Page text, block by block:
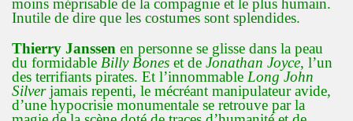
moins méprisable de la compagnie et le plus humain.
Inutile de dire que les costumes sont splendides.
Thierry Janssen en personne se glisse dans la peau
du formidable Billy Bones et de Jonathan Joyce, l’un
des terrifiants pirates. Et l’innommable Long John
Silverjamais repenti, le mécréant manipulateur avide,
d’une hypocrisie monumentale se retrouve par la